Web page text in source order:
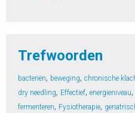
Trefwoorden
bacteriën, beweging, chronische
dry needling, Effectief, energieniveau,
fermenteren, Fysiotherapie,